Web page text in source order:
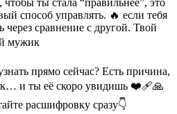
способ управлять. 🔥 если тебя
через сравнение с другой. Твой
мужик
прямо сейчас? Есть причина,
и ты её скоро увидишь ❤️‍🩹🙏
расшифровку сразу👇